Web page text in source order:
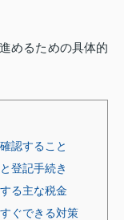
めるための具体的
認すること
登記手続き
る主な税金
ぐできる対策